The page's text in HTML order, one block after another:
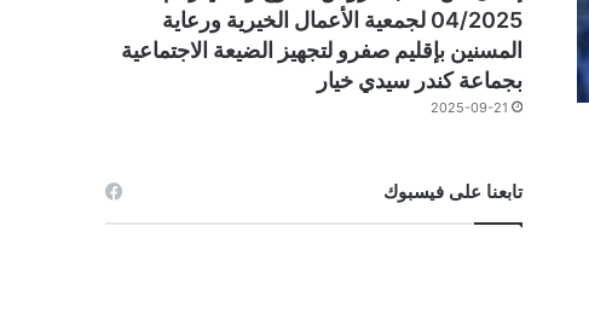
04/2025 لجمعية الأعمال الخيرية ورعاية
المسنين بإقليم صفرو لتجهيز الضيعة الاجتماعية
بجماعة كندر سيدي خيار
2025-09-21
تابعنا على فيسبوك